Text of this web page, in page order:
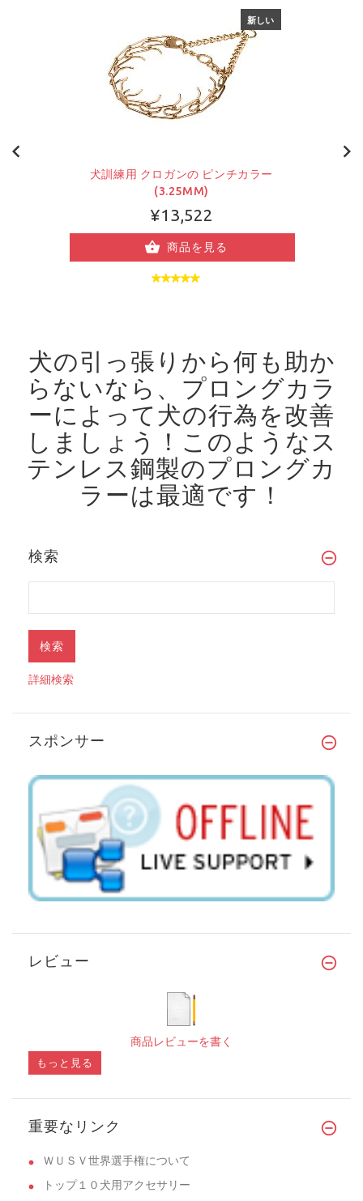
新しい
犬訓練用 クロガンの ピンチカラー
(3.25MM)
¥13,522
商品を見る
犬の引っ張りから何も助か
らないなら、プロングカラ
ーによって犬の行為を改善
しましょう！ このようなス
テンレス鋼製のプロングカ
ラーは最適です！
検索
詳細検索
スポンサー
レビュー
商品レビューを書く
もっと見る
重要なリンク
ＷＵＳＶ世界選手権について
トップ１０犬用アクセサリー